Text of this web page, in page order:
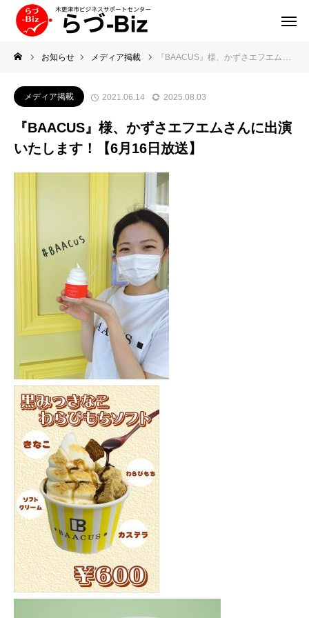
お知らせ メディア掲載 『BAACUS』様、かずさエフエムさんに出演いたします！【6月16日放送】
メディア掲載 2021.06.14 2025.08.03
『BAACUS』様、かずさエフエムさんに出演
いたします！【6月16日放送】